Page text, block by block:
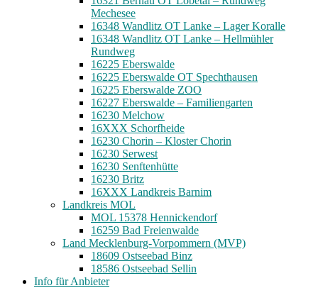
Mechesee
16348 Wandlitz OT Lanke – Lager Koralle
16348 Wandlitz OT Lanke – Hellmühler
Rundweg
16225 Eberswalde
16225 Eberswalde OT Spechthausen
16225 Eberswalde ZOO
16227 Eberswalde – Familiengarten
16230 Melchow
16XXX Schorfheide
16230 Chorin – Kloster Chorin
16230 Serwest
16230 Senftenhütte
16230 Britz
16XXX Landkreis Barnim
Landkreis MOL
MOL 15378 Hennickendorf
16259 Bad Freienwalde
Land Mecklenburg-Vorpommern (MVP)
18609 Ostseebad Binz
18586 Ostseebad Sellin
Info für Anbieter